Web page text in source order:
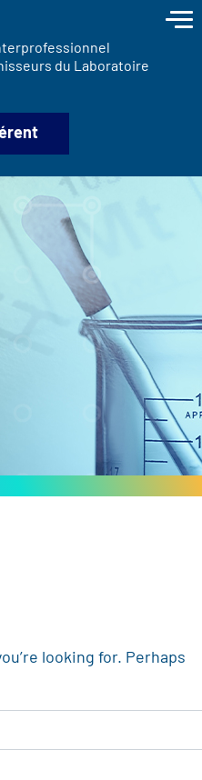
du Laboratoire
looking for. Perhaps